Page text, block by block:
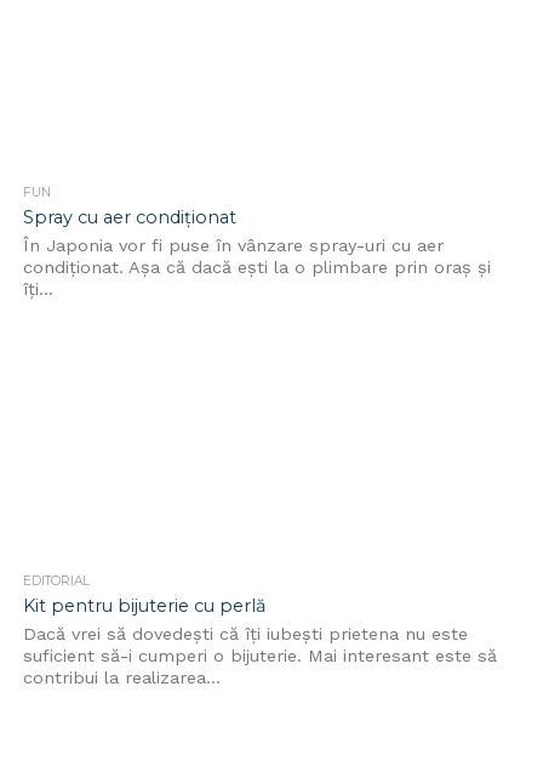
FUN
Spray cu aer condiţionat
În Japonia vor fi puse în vânzare spray-uri cu aer
condiţionat. Aşa că dacă eşti la o plimbare prin oraş şi
îţi...
EDITORIAL
Kit pentru bijuterie cu perlă
Dacă vrei să dovedeşti că îţi iubeşti prietena nu este
suficient să-i cumperi o bijuterie. Mai interesant este să
contribui la realizarea...